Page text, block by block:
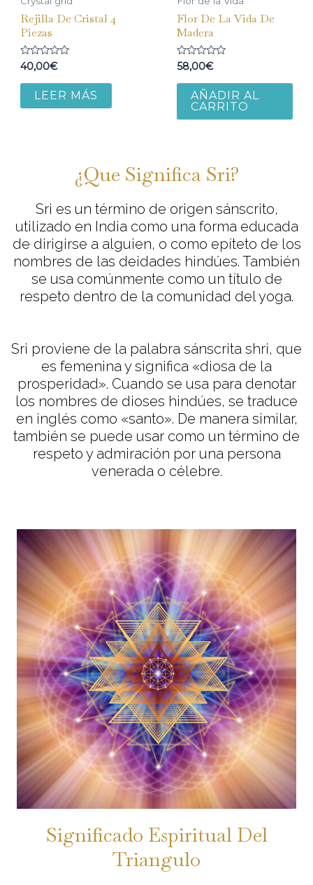
Rejilla De Cristal 4
Piezas
V
a
l
a
40,00€
LEER MÁS
Flor De La Vida De
Madera
V
a
l
d
e
5
58,00€
AÑADIR AL
CARRITO
¿Que Significa Sri?
Sri es un término de origen sánscrito,
utilizado en India como una forma educada
de dirigirse a alguien, o como epíteto de los
nombres de las deidades hindúes. También
se usa comúnmente como un título de
respeto dentro de la comunidad del yoga.
Sri proviene de la palabra sánscrita shri, que
es femenina y significa «diosa de la
prosperidad». Cuando se usa para denotar
los nombres de dioses hindúes, se traduce
en inglés como «santo». De manera similar,
también se puede usar como un término de
respeto y admiración por una persona
venerada o célebre.
Significado Espiritual Del
Triangulo